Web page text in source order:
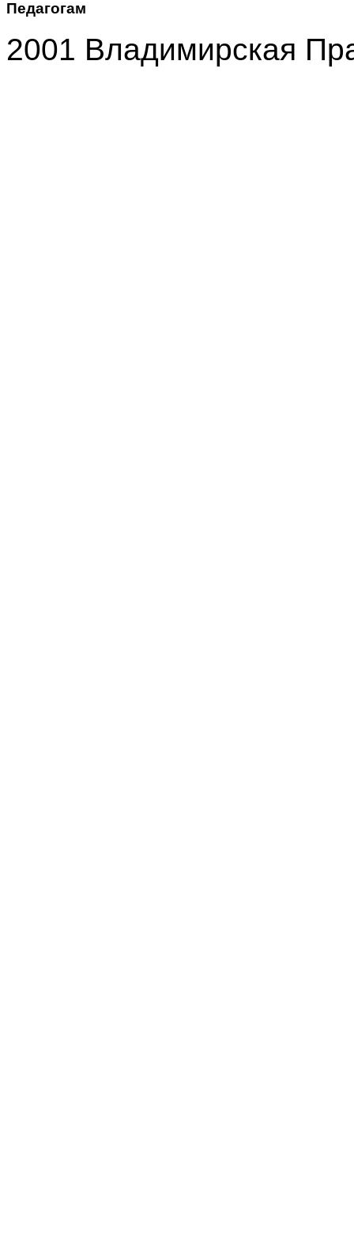
Педагогам
2001 Владимирская